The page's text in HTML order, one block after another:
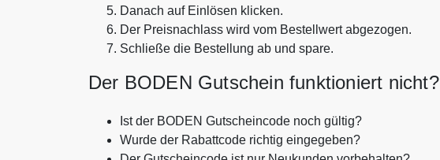
Danach auf Einlösen klicken.
Der Preisnachlass wird vom Bestellwert abgezogen.
Schließe die Bestellung ab und spare.
Der BODEN Gutschein funktioniert nicht?
Ist der BODEN Gutscheincode noch gültig?
Wurde der Rabattcode richtig eingegeben?